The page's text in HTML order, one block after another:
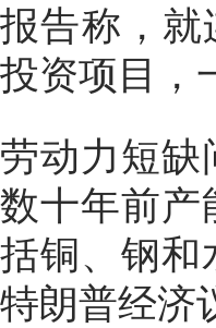
报告称，
投资项目，
劳动力短缺
数十年前产
括铜、钢和
特朗普经济